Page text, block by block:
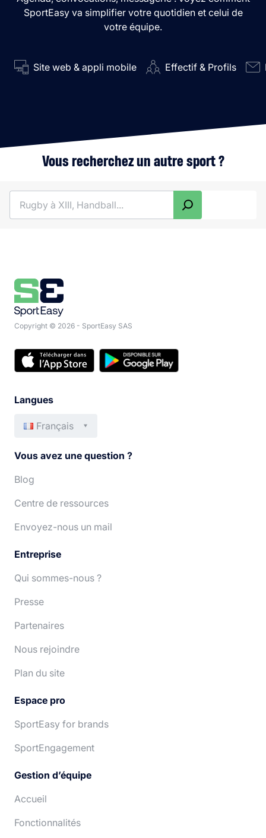
SportEasy va simplifier votre quotidien et celui de
votre équipe.
Site web & appli mobile Effectif & Profils
Vous recherchez un autre sport ?
Copyright © 2026 - SportEasy SAS
Langues
Français
Deutsch
Italiano
Vous avez une question ?
Blog
Centre de ressources
Envoyez-nous un mail
Entreprise
Qui sommes-nous ?
Presse
Partenaires
Nous rejoindre
Plan du site
Espace pro
SportEasy for brands
SportEngagement
Gestion d’équipe
Accueil
Fonctionnalités